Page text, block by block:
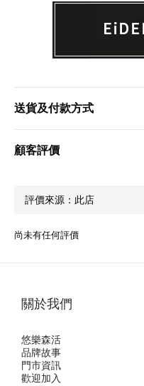
送貨及付款方式
顧客評價
尚未有任何評價
關於我們
悠樂森活
品牌故事
門市資訊
歡迎加入